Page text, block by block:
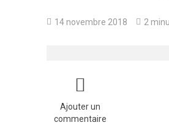
14 novembre 2018 2
Ajouter un
commentaire